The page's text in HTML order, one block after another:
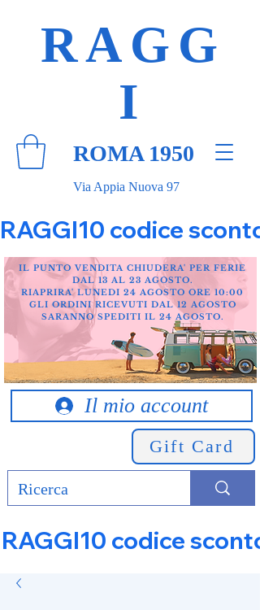
Via Appia Nuova 97
RAGG
I
ROMA 1950
RAGGI10 codice
Il mio account
Gift Card
IL PUNTO VENDITA CHIUDERA' PER FERIE
DAL 13 AL 23 AGOSTO.
RIAPRIRA' LUNEDI 24 AGOSTO ORE 10:00
GLI ORDINI RICEVUTI DAL 12 AGOSTO
SARANNO SPEDITI IL 24 AGOSTO.
RAGGI10 codice